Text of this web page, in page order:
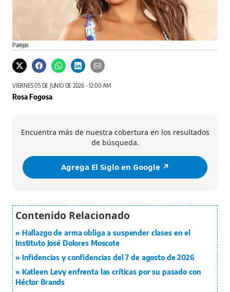
Parejas
VIERNES 05 DE JUNIO DE 2026 - 12:00 AM
Rosa Fogosa
Encuentra más de nuestra cobertura en los resultados
de búsqueda.
Agrega El Siglo en Google ↗️
Hallazgo de arma obliga a suspender clases en el
Instituto José Dolores Moscote
Infidencias y confidencias del 7 de agosto de 2026
Katleen Levy enfrenta las críticas por su pasado con
Héctor Brands